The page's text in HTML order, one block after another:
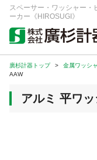
スペーサー・ワッシャー・
ーカー《HIROSUGI》
キーワード 品番/シリ
商品カテゴリから
ジャンルから探す
廣杉計器トップ > 金属ワッシ
AAW
アルミ 平ワ